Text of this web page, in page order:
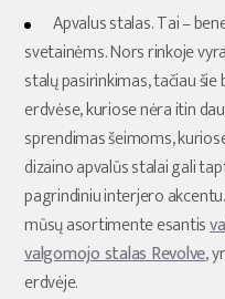
Apvalus stalas. Tai –
svetainėms. Nors rinkoje
stalų pasirinkimas, tačiau
erdvėse, kuriose nėra itin
sprendimas šeimoms,
dizaino apvalūs stalai gali
pagrindiniu interjero
mūsų asortimente esantis
valgomojo stalas Revolve,
erdvėje.